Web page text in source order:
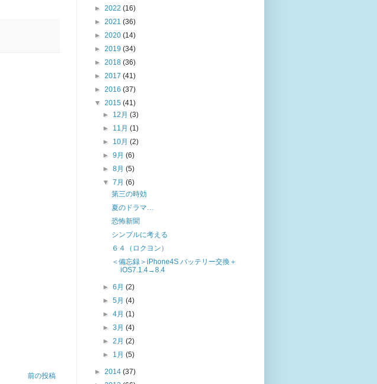
前の投稿
► 2022 (16)
► 2021 (36)
► 2020 (14)
► 2019 (34)
► 2018 (36)
► 2017 (41)
► 2016 (37)
▼ 2015 (41)
► 12月(3)
► 11月(1)
► 10月(2)
►9月(6)
►8月(5)
▼7月(6)
第三の時効
夏のドラマ…
恐怖新聞
シンプルに考える
６４（ロクヨン）
＜備忘録＞iPhone4S バッテリー交換＋
iOS7.1.4→8.4
►6月(2)
►5月(4)
►4月(1)
►3月(4)
►2月(2)
► 1月(5)
► 2014 (37)